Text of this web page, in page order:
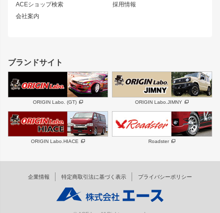
ACEショップ検索
会社案内
採用情報
スズキ
GS350
SC
スバル 三菱
デリカ D:5
軽自動車 汎用
MUD-S7
MUD-SR7
まつど家 鉄漢
ボンネット
フェンダー
サイドパーツ
リアゲート
メンテナンスパーツ
ハイエースパーツ
ホイール
DAYTONA-RS
DAYTONA-RS NEO
エアロシリーズ
RUGGER MODEL
DTM:exclusive
オーバーフェンダー
ワイパーガード
ブランドサイト
ORIGIN Labo. (GT) ORIGIN Labo.JIMNY
ORIGIN Labo.HIACE Roadster
企業情報 特定商取引法に基づく表示 プライバシーポリシー